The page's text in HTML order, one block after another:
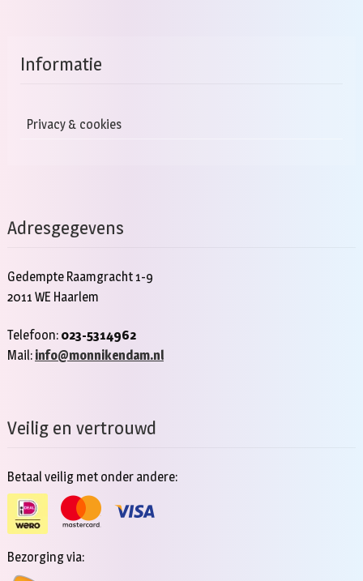
Informatie
Privacy & cookies
Adresgegevens
Gedempte Raamgracht 1-9
2011 WE Haarlem
Telefoon: 023-5314962
Mail: info@monnikendam.nl
Veilig en vertrouwd
Betaal veilig met onder andere:
Bezorging via: